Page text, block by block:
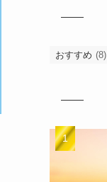
おすすめ (8)